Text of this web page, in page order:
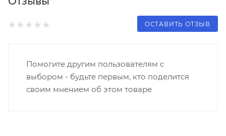
ОСТАВИТЬ ОТЗЫВ
Помогите другим пользователям с
выбором - будьте первым, кто поделится
своим мнением об этом товаре